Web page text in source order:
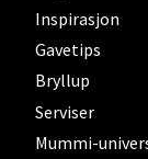
Inspirasjon
Gavetips
Bryllup
Serviser
Mummi-
0 i butikk